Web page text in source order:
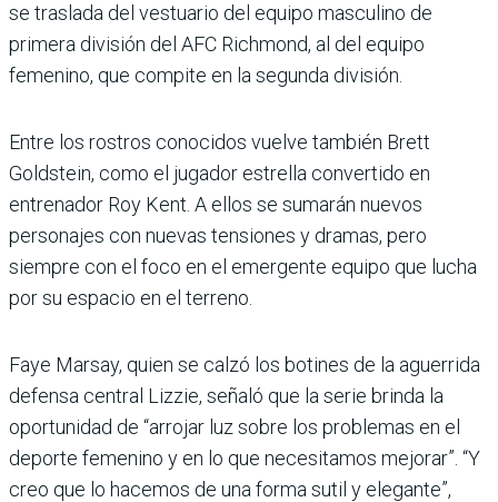
se traslada del vestuario del equipo masculino de
primera división del AFC Richmond, al del equipo
femenino, que compite en la segunda división.
Entre los rostros conocidos vuelve también Brett
Goldstein, como el jugador estrella convertido en
entrenador Roy Kent. A ellos se sumarán nuevos
personajes con nuevas tensiones y dramas, pero
siempre con el foco en el emergente equipo que lucha
por su espacio en el terreno.
Faye Marsay, quien se calzó los botines de la aguerrida
defensa central Lizzie, señaló que la serie brinda la
oportunidad de “arrojar luz sobre los problemas en el
deporte femenino y en lo que necesitamos mejorar”. “Y
creo que lo hacemos de una forma sutil y elegante”,